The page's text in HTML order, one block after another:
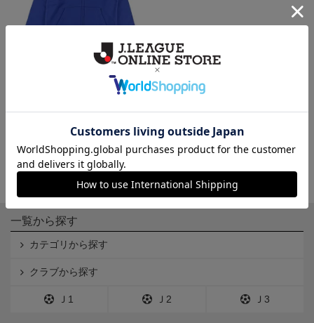
一覧から探す
カテゴリから探す
クラブから探す
Ｊ1 Ｊ2 Ｊ3